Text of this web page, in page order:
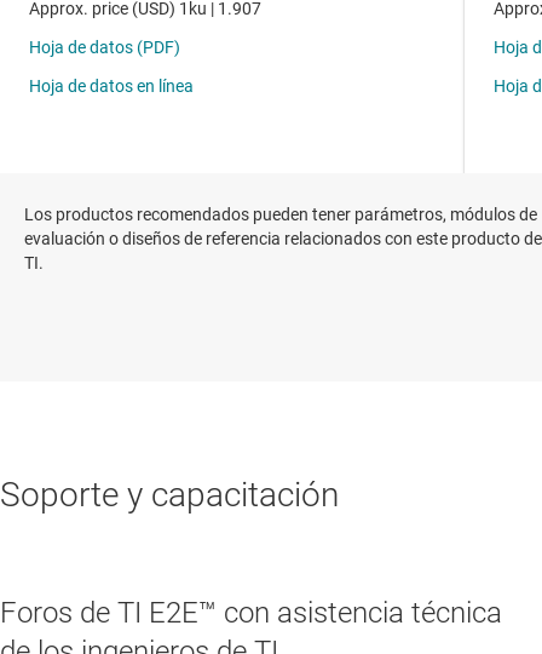
Los productos recomendados pueden tener parámetros, módulos de
evaluación o diseños de referencia relacionados con este producto de
TI.
Soporte y capacitación
Foros de TI E2E™ con asistencia técnica